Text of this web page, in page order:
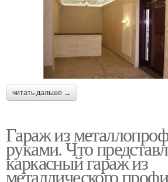
читать дальше →
Гараж из
руками. Что
каркасный гараж из
металлического